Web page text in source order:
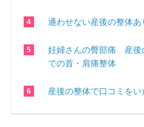
通わせない産後の整体
妊婦さんの臀部痛 産
での首・肩痛整体
産後の整体で口コミを